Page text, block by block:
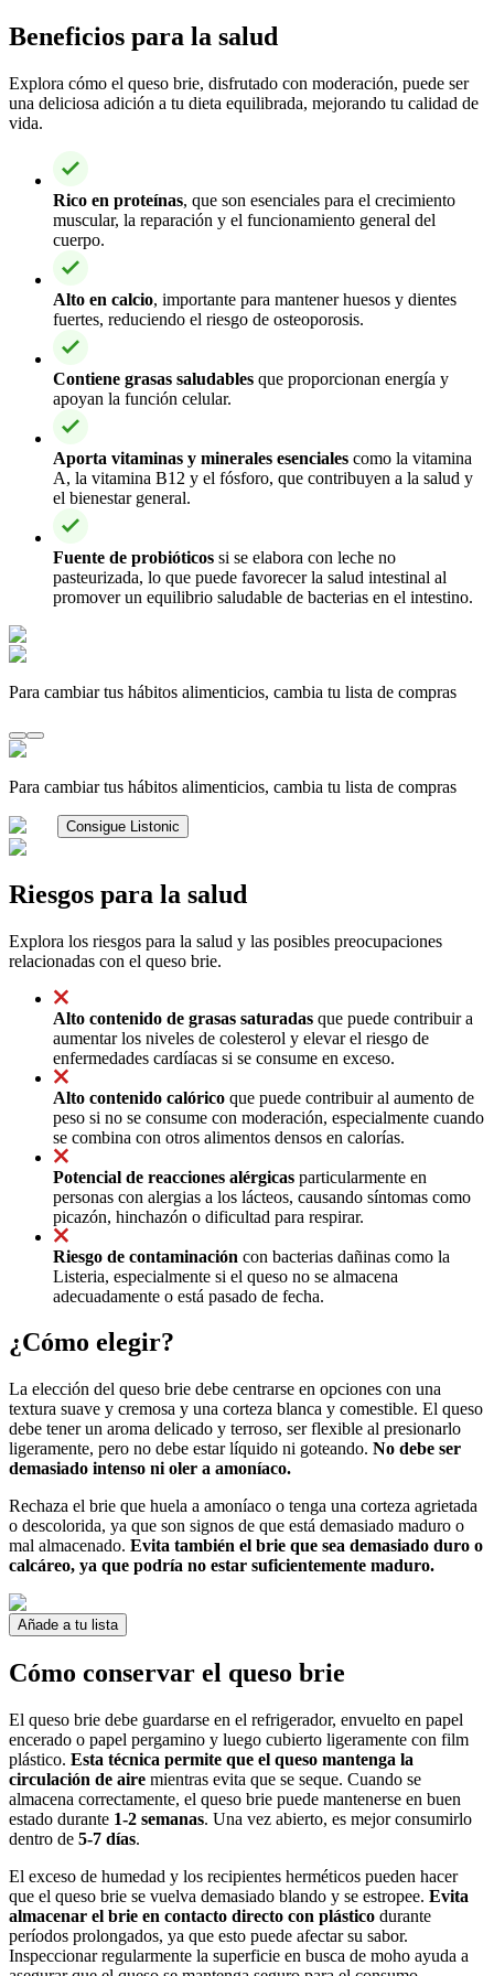
Beneficios para la salud
Explora cómo el queso brie, disfrutado con moderación, puede ser
una deliciosa adición a tu dieta equilibrada, mejorando tu calidad de
vida.
Rico en proteínas, que son esenciales para el crecimiento
muscular, la reparación y el funcionamiento general del
cuerpo.
Alto en calcio, importante para mantener huesos y dientes
fuertes, reduciendo el riesgo de osteoporosis.
Contiene grasas saludables que proporcionan energía y
apoyan la función celular.
Aporta vitaminas y minerales esenciales como la vitamina
A, la vitamina B12 y el fósforo, que contribuyen a la salud y
el bienestar general.
Fuente de probióticos si se elabora con leche no
pasteurizada, lo que puede favorecer la salud intestinal al
promover un equilibrio saludable de bacterias en el intestino.
Para cambiar tus hábitos alimenticios, cambia tu lista de compras
Para cambiar tus hábitos alimenticios, cambia tu lista de compras
Consigue Listonic
Riesgos para la salud
Explora los riesgos para la salud y las posibles preocupaciones
relacionadas con el queso brie.
Alto contenido de grasas saturadas que puede contribuir a
aumentar los niveles de colesterol y elevar el riesgo de
enfermedades cardíacas si se consume en exceso.
Alto contenido calórico que puede contribuir al aumento de
peso si no se consume con moderación, especialmente cuando
se combina con otros alimentos densos en calorías.
Potencial de reacciones alérgicas particularmente en
personas con alergias a los lácteos, causando síntomas como
picazón, hinchazón o dificultad para respirar.
Riesgo de contaminación con bacterias dañinas como la
Listeria, especialmente si el queso no se almacena
adecuadamente o está pasado de fecha.
¿Cómo elegir?
La elección del queso brie debe centrarse en opciones con una
textura suave y cremosa y una corteza blanca y comestible. El queso
debe tener un aroma delicado y terroso, ser flexible al presionarlo
ligeramente, pero no debe estar líquido ni goteando. No debe ser
demasiado intenso ni oler a amoníaco.
Rechaza el brie que huela a amoníaco o tenga una corteza agrietada
o descolorida, ya que son signos de que está demasiado maduro o
mal almacenado. Evita también el brie que sea demasiado duro o
calcáreo, ya que podría no estar suficientemente maduro.
Añade a tu lista
Cómo conservar el queso brie
El queso brie debe guardarse en el refrigerador, envuelto en papel
encerado o papel pergamino y luego cubierto ligeramente con film
plástico. Esta técnica permite que el queso mantenga la
circulación de aire mientras evita que se seque. Cuando se
almacena correctamente, el queso brie puede mantenerse en buen
estado durante 1-2 semanas. Una vez abierto, es mejor consumirlo
dentro de 5-7 días.
El exceso de humedad y los recipientes herméticos pueden hacer
que el queso brie se vuelva demasiado blando y se estropee. Evita
almacenar el brie en contacto directo con plástico durante
períodos prolongados, ya que esto puede afectar su sabor.
Inspeccionar regularmente la superficie en busca de moho ayuda a